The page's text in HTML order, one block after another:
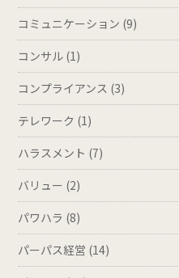
コミュニケーション (9)
コンサル (1)
コンプライアンス (3)
テレワーク (1)
ハラスメント (7)
バリュー (2)
パワハラ (8)
パーパス経営 (14)